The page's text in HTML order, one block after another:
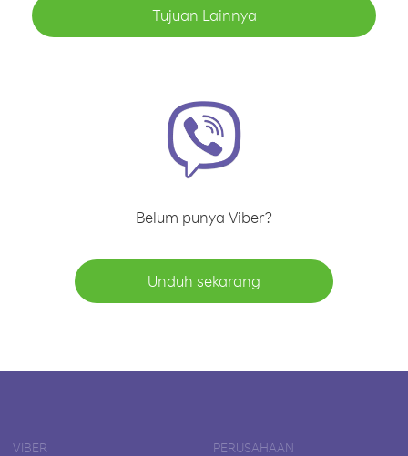
Tujuan Lainnya
Belum punya Viber?
Unduh sekarang
VIBER PERUSAHAAN